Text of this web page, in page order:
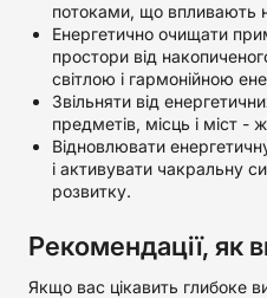
потоками, що впливають
Енергетично очищати
простори від
світлою і гармонійною
Звільняти від
предметів, місць і міст -
Відновлювати
і активувати чакральну
розвитку.
Рекомендації, як
Якщо вас цікавить глибоке